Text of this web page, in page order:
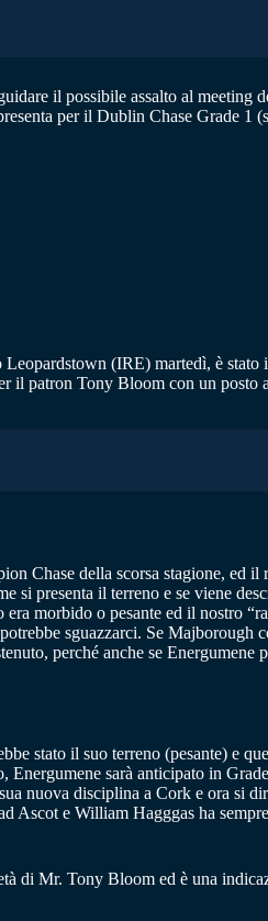
il possibile assalto al
per il Dublin Chase Grade 1
(IRE) martedì, è
patron Tony Bloom con un
Chase della scorsa stagione, ed
presenta il terreno e se viene
morbido o pesante ed il nostro
sguazzarci. Se
perché anche se
stato il suo terreno (pesante)
sarà anticipato in
nuova disciplina a Cork e ora si
Ascot e William Hagggas ha
di Mr. Tony Bloom ed è una